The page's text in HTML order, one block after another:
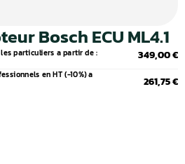
Bosch ECU ML4.1
particuliers a partir de : 349,00 €
en HT (-10%) a
261,75 €